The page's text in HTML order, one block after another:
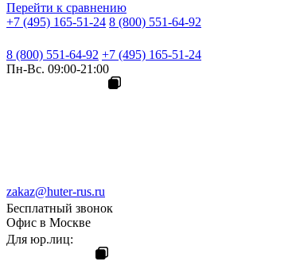
Перейти к сравнению
+7 (495) 165-51-24 8 (800) 551-64-92
8 (800) 551-64-92 +7 (495) 165-51-24
Пн-Вс. 09:00-21:00
zakaz@huter-rus.ru
Бесплатный звонок
Офис в Москве
Для юр.лиц: